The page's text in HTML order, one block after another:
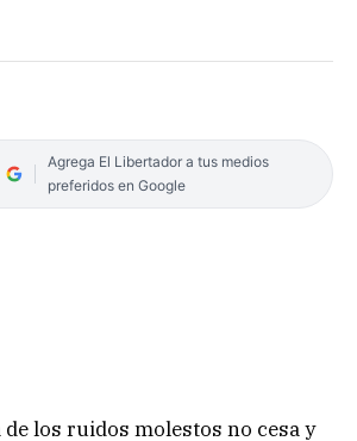
Agrega El Libertador a tus medios
preferidos en Google
los ruidos molestos no cesa y